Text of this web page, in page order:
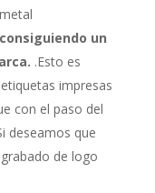
un
.Esto es
impresas
con el paso del
deseamos que
de logo